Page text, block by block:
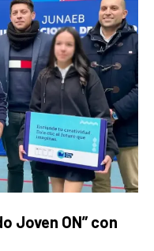
Joven ON” con